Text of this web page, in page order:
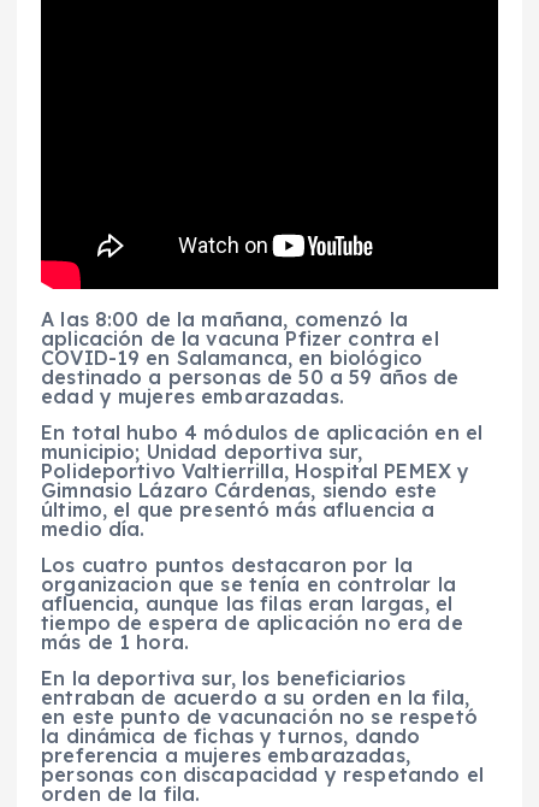
A las 8:00 de la mañana, comenzó la
aplicación de la vacuna Pfizer contra el
COVID-19 en Salamanca, en biológico
destinado a personas de 50 a 59 años de
edad y mujeres embarazadas.
En total hubo 4 módulos de aplicación en el
municipio; Unidad deportiva sur,
Polideportivo Valtierrilla, Hospital PEMEX y
Gimnasio Lázaro Cárdenas, siendo este
último, el que presentó más afluencia a
medio día.
Los cuatro puntos destacaron por la
organizacion que se tenía en controlar la
afluencia, aunque las filas eran largas, el
tiempo de espera de aplicación no era de
más de 1 hora.
En la deportiva sur, los beneficiarios
entraban de acuerdo a su orden en la fila,
en este punto de vacunación no se respetó
la dinámica de fichas y turnos, dando
preferencia a mujeres embarazadas,
personas con discapacidad y respetando el
orden de la fila.